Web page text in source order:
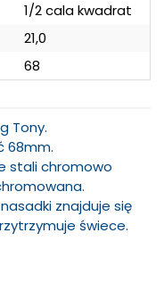
1/2 cala kwadrat
21,0
68
Tony.
68mm.
stali chromowo
znajduje się
świece.